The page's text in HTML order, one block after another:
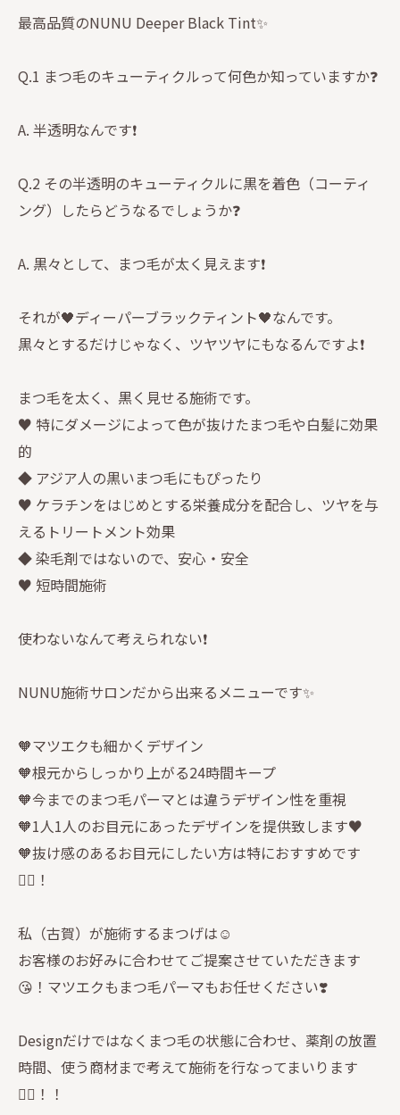
最高品質のNUNU Deeper Black Tint✨
Q.1 まつ毛のキューティクルって何色か知っていますか❓
A. 半透明なんです❗️
Q.2 その半透明のキューティクルに黒を着色（コーティ
ング）したらどうなるでしょうか❓
A. 黒々として、まつ毛が太く見えます❗️
それが🖤ディーパーブラックティント🖤なんです。
黒々とするだけじゃなく、ツヤツヤにもなるんですよ❗️
まつ毛を太く、黒く見せる施術です。
♥ 特にダメージによって色が抜けたまつ毛や白髪に効果
的
◆ アジア人の黒いまつ毛にもぴったり
♥ ケラチンをはじめとする栄養成分を配合し、ツヤを与
えるトリートメント効果
◆ 染毛剤ではないので、安心・安全
♥ 短時間施術
使わないなんて考えられない❗️
NUNU施術サロンだから出来るメニューです✨
🧡マツエクも細かくデザイン
🧡根元からしっかり上がる24時間キープ
🧡今までのまつ毛パーマとは違うデザイン性を重視
🧡1人1人のお目元にあったデザインを提供致します♥
🧡抜け感のあるお目元にしたい方は特におすすめです
🙆‍♀️！
私（古賀）が施術するまつげは☺︎
お客様のお好みに合わせてご提案させていただきます
😘！マツエクもまつ毛パーマもお任せください❣️
Designだけではなくまつ毛の状態に合わせ、薬剤の放置
時間、使う商材まで考えて施術を行なってまいります
🙇‍♀️！！